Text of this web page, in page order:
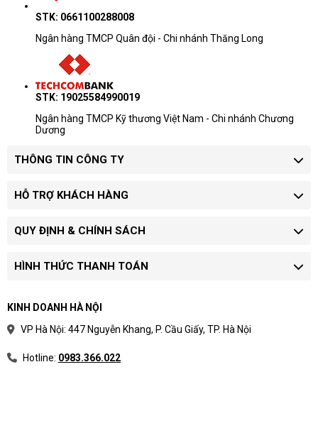
STK: 0661100288008
Ngân hàng TMCP Quân đội - Chi nhánh Thăng Long
STK: 19025584990019
Ngân hàng TMCP Kỹ thương Việt Nam - Chi nhánh Chương
Dương
THÔNG TIN CÔNG TY
HỖ TRỢ KHÁCH HÀNG
QUY ĐỊNH & CHÍNH SÁCH
HÌNH THỨC THANH TOÁN
KINH DOANH HÀ NỘI
VP Hà Nội: 447 Nguyễn Khang, P. Cầu Giấy, TP. Hà Nội
Hotline: 0983.366.022